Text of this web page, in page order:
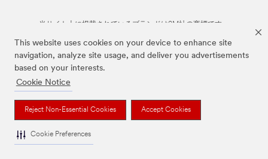
This website uses cookies on your device to enhance site
navigation, analyze site usage, and deliver you advertisements
based on your interests.
Cookie Notice
Reject Non-Essential Cookies Accept Cookies
Cookie Preferences
当サイト上に掲載されているブランドは3M社の商標です。